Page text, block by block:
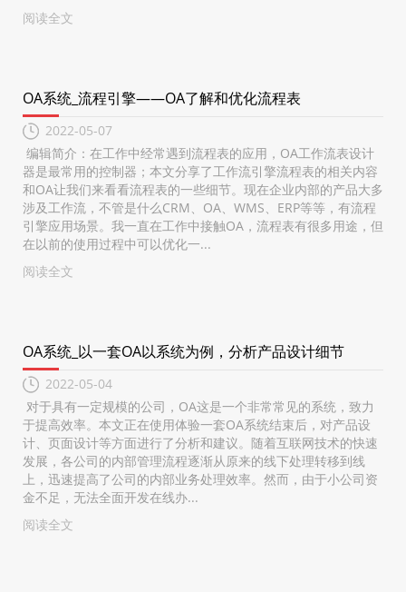
阅读全文
OA系统_流程引擎——OA了解和优化流程表
2022-05-07
编辑简介：在工作中经常遇到流程表的应用，OA工作流表设计
器是最常用的控制器；本文分享了工作流引擎流程表的相关内容
和OA让我们来看看流程表的一些细节。现在企业内部的产品大多
涉及工作流，不管是什么CRM、OA、WMS、ERP等等，有流程
引擎应用场景。我一直在工作中接触OA，流程表有很多用途，但
在以前的使用过程中可以优化一...
阅读全文
OA系统_以一套OA以系统为例，分析产品设计细节
2022-05-04
对于具有一定规模的公司，OA这是一个非常常见的系统，致力
于提高效率。本文正在使用体验一套OA系统结束后，对产品设
计、页面设计等方面进行了分析和建议。随着互联网技术的快速
发展，各公司的内部管理流程逐渐从原来的线下处理转移到线
上，迅速提高了公司的内部业务处理效率。然而，由于小公司资
金不足，无法全面开发在线办...
阅读全文